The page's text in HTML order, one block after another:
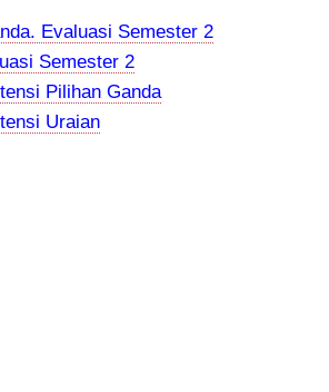
Evaluasi Semester 2
Semester 2
Pilihan Ganda
Uraian